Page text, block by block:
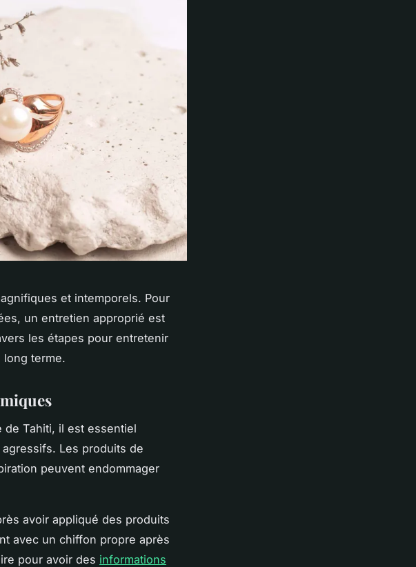
et intemporels. Pour
un entretien approprié est
les étapes pour entretenir
terme.
de Tahiti, il est essentiel
Les produits de
peuvent endommager
avoir appliqué des produits
avec un chiffon propre après
pour avoir des informations